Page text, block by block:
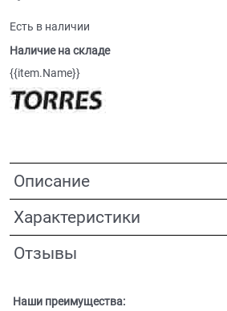
Есть в наличии
Наличие на складе
{{item.Name}}
Описание
Характеристики
Отзывы
Наши преимущества: